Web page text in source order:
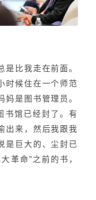
是比我走在前面。
时候住在一个师范
妈是图书管理员。
书馆已经封了。有
出来，然后我跟我
是巨大的、尘封已
革命”之前的书，